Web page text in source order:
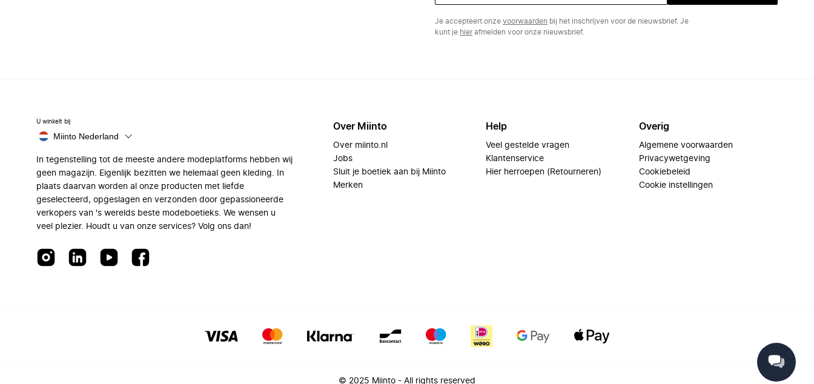
Je accepteert onze voorwaarden bij het inschrijven voor de nieuwsbrief. Je
kunt je hierafmelden voor onze nieuwsbrief.
U winkelt bij
Miinto Nederland
In tegenstelling tot de meeste andere modeplatforms hebben wij
geen magazijn. Eigenlijk bezitten we helemaal geen kleding. In
plaats daarvan worden al onze producten met liefde
geselecteerd, opgeslagen en verzonden door gepassioneerde
verkopers van 's werelds beste modeboetieks. We wensen u
veel plezier. Houdt u van onze services? Volg ons dan!
Over Miinto
Over miinto.nl
Jobs
Sluit je boetiek aan bij Miinto
Merken
Help
Veel gestelde vragen
Klantenservice
Hier herroepen (Retourneren)
Overig
Algemene voorwaarden
Privacywetgeving
Cookiebeleid
Cookie instellingen
© 2025 Miinto - All rights reserved